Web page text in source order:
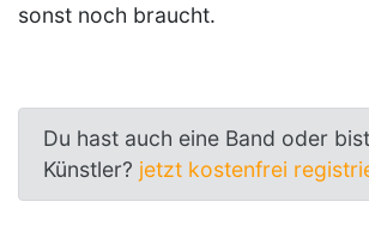
sonst noch braucht.
Du hast auch eine Band oder
Künstler? jetzt kostenfrei